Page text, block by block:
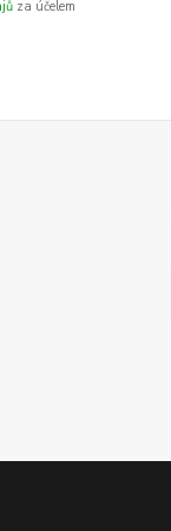
za účelem